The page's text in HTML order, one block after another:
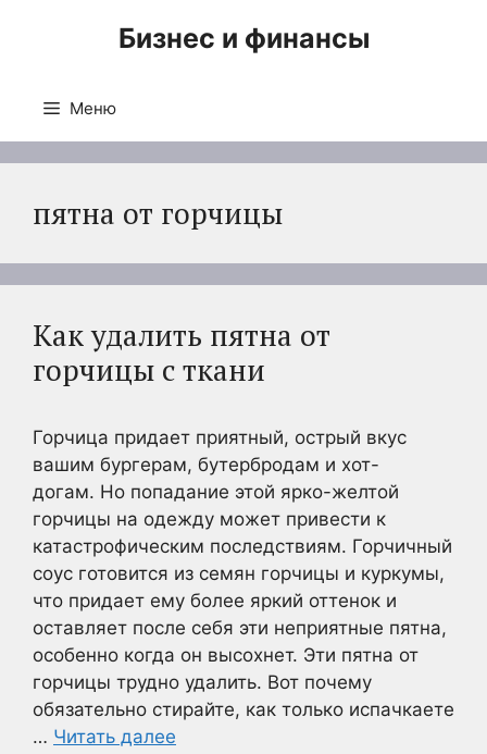
Бизнес и финансы
Меню
пятна от горчицы
Как удалить пятна от
горчицы с ткани
Горчица придает приятный, острый вкус
вашим бургерам, бутербродам и хот-
догам. Но попадание этой ярко-желтой
горчицы на одежду может привести к
катастрофическим последствиям. Горчичный
соус готовится из семян горчицы и куркумы,
что придает ему более яркий оттенок и
оставляет после себя эти неприятные пятна,
особенно когда он высохнет. Эти пятна от
горчицы трудно удалить. Вот почему
обязательно стирайте, как только испачкаете
… Читать далее